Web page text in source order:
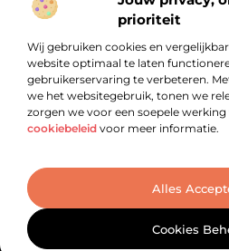
prioriteit
Wij gebruiken cookies en
website optimaal te laten
gebruikerservaring te verbeteren.
we het websitegebruik, tonen we
zorgen we voor een soepele werking
cookiebeleid voor meer informatie.
Alles
Cookies
Van alles wat, voor
@2025 All Right Reserved.